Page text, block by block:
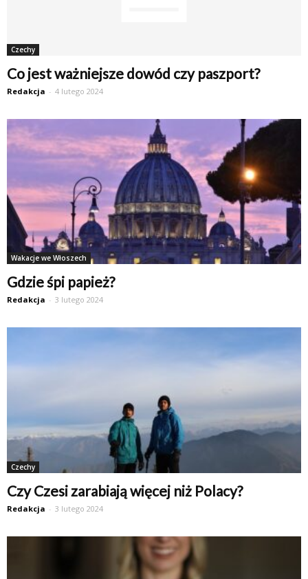
Czechy
Co jest ważniejsze dowód czy paszport?
Redakcja - 4 lutego 2024
Wakacje we Włoszech
Gdzie śpi papież?
Redakcja - 3 lutego 2024
Czechy
Czy Czesi zarabiają więcej niż Polacy?
Redakcja - 3 lutego 2024